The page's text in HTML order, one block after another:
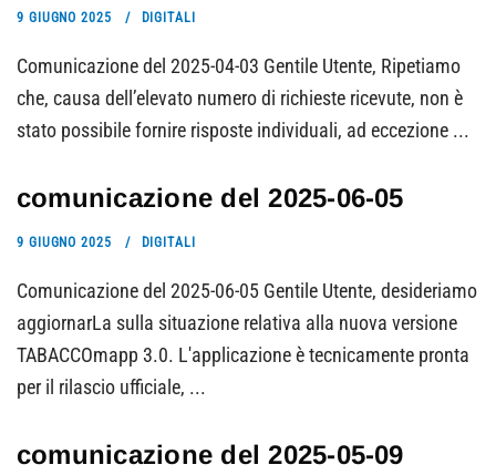
9 GIUGNO 2025 DIGITALI
Comunicazione del 2025-04-03 Gentile Utente, Ripetiamo
che, causa dell’elevato numero di richieste ricevute, non è
stato possibile fornire risposte individuali, ad eccezione ...
comunicazione del 2025-06-05
9 GIUGNO 2025 DIGITALI
Comunicazione del 2025-06-05 Gentile Utente, desideriamo
aggiornarLa sulla situazione relativa alla nuova versione
TABACCOmapp 3.0. L'applicazione è tecnicamente pronta
per il rilascio ufficiale, ...
comunicazione del 2025-05-09